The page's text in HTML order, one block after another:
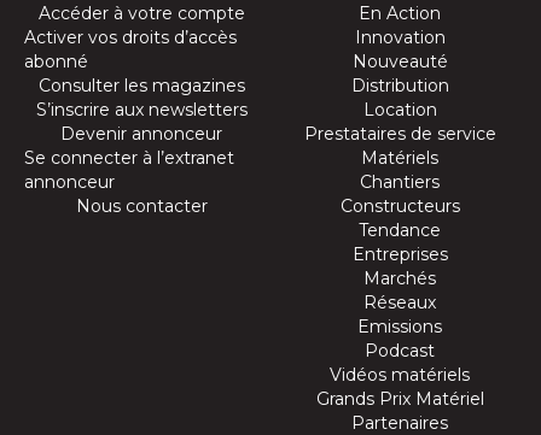
Accéder à votre compte
Activer vos droits d’accès
abonné
Consulter les magazines
S’inscrire aux newsletters
Devenir annonceur
Se connecter à l’extranet
annonceur
Nous contacter
En Action
Innovation
Nouveauté
Distribution
Location
Prestataires de service
Matériels
Chantiers
Constructeurs
Tendance
Entreprises
Marchés
Réseaux
Emissions
Podcast
Vidéos matériels
Grands Prix Matériel
Partenaires